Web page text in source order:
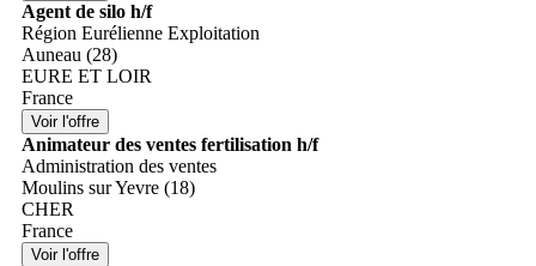
Agent de silo h/f
Région Eurélienne Exploitation
Auneau (28)
EURE ET LOIR
France
Animateur des ventes fertilisation h/f
Administration des ventes
Moulins sur Yevre (18)
CHER
France